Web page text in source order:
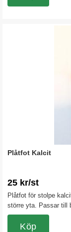
Plåtfot Kalcit
25 kr/st
Plåtfot för stolpe
större yta. Passar till
Köp